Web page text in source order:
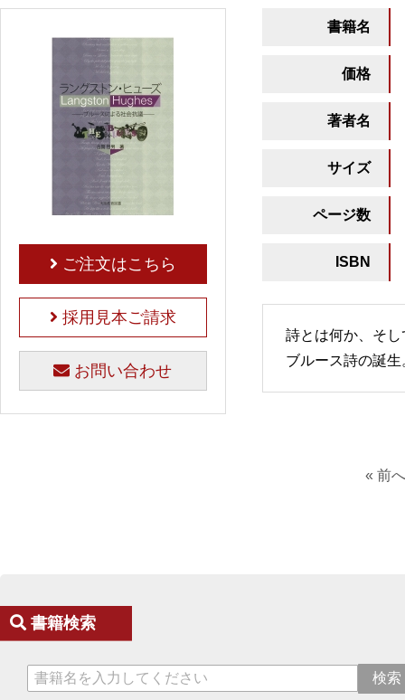
ご注文はこちら
採用見本ご請求
お問い合わせ
書籍名
価格
著者名
サイズ
ページ数
ISBN
詩とは何か、そ
ブルース詩の誕
« 前へ
書籍検索